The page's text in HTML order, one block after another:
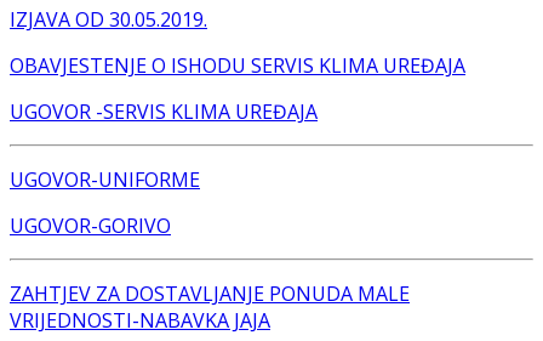
IZJAVA OD 30.05.2019.
OBAVJESTENJE O ISHODU SERVIS KLIMA UREĐAJA
UGOVOR -SERVIS KLIMA UREĐAJA
UGOVOR-UNIFORME
UGOVOR-GORIVO
ZAHTJEV ZA DOSTAVLJANJE PONUDA MALE
VRIJEDNOSTI-NABAVKA JAJA